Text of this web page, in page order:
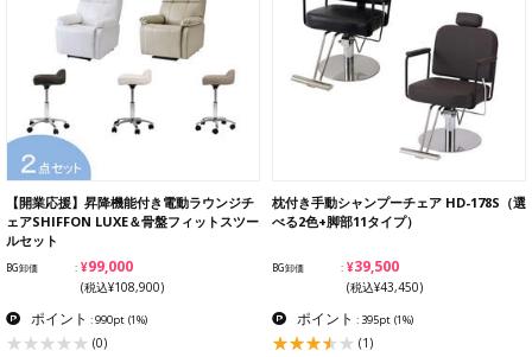
【開業応援】昇降機能付き電動ラウンジチ
ェアSHIFFON LUXE＆骨盤フィットスツー
ルセット
BG卸価 ¥99,000
(税込¥108,900)
ポイント : 990pt (1%)
(0)
枕付き手動シャンプーチェア HD-178S（選
べる2色+脚部11タイプ）
BG卸価 ¥39,500
(税込¥43,450)
ポイント : 395pt (1%)
(1)